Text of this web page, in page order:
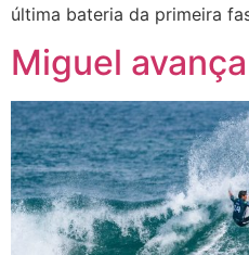
última bateria da primeira
Miguel